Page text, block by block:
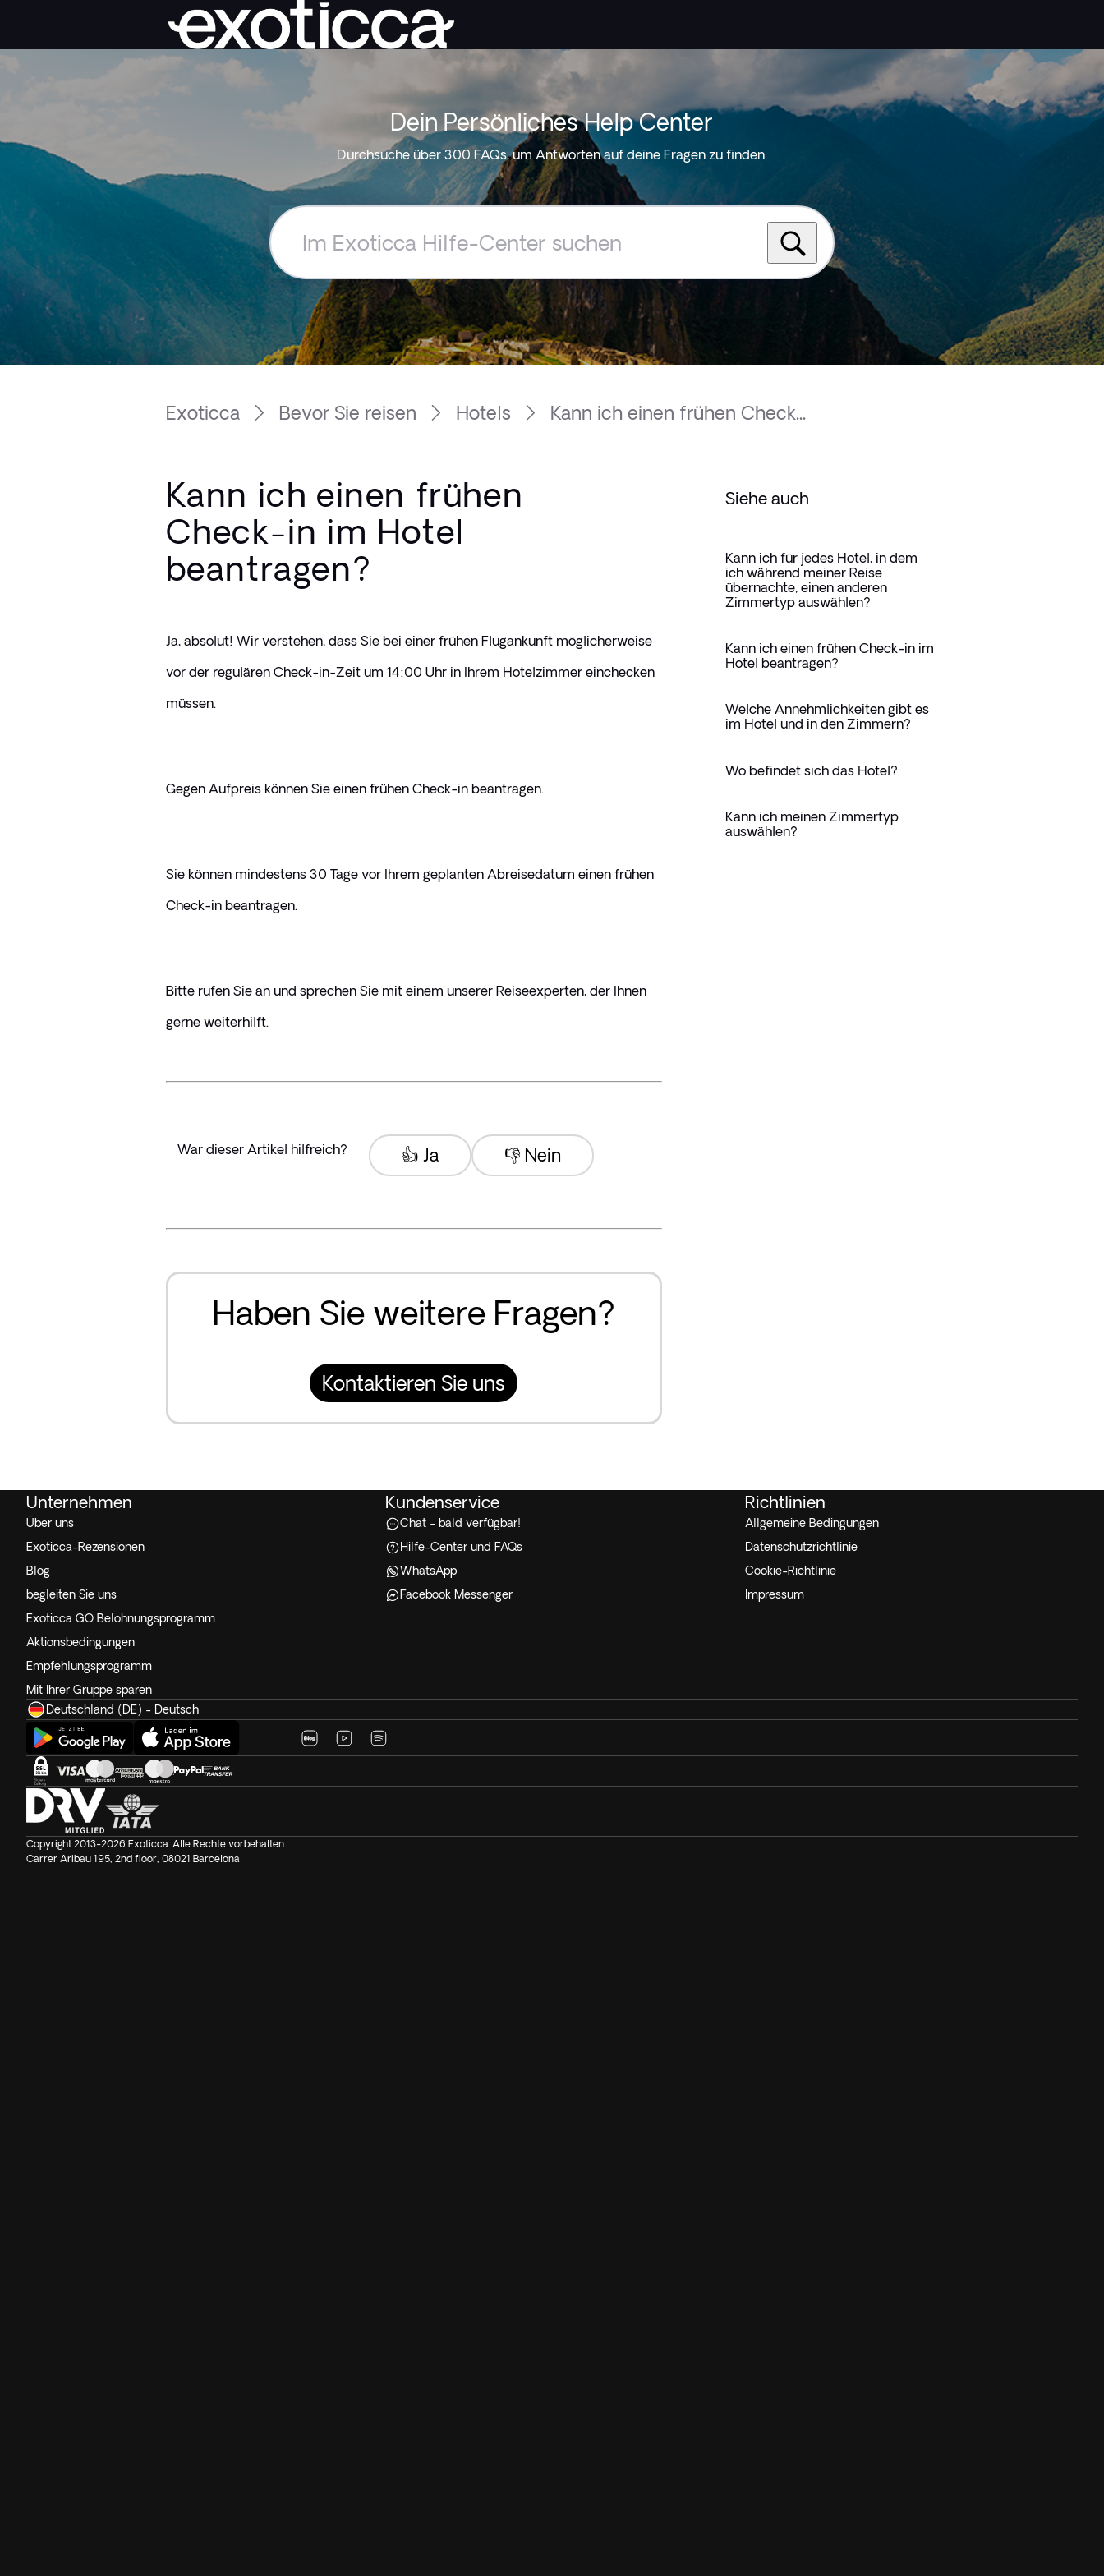
Dein Persönliches Help Center
Durchsuche über 300 FAQs, um Antworten auf deine Fragen zu finden.
Hilfe-
Center
suchen
Exoticca Bevor Sie reisen Hotels Kann ich einen frühen Check...
Kann ich einen frühen
Check-in im Hotel
beantragen?
Ja, absolut! Wir verstehen, dass Sie bei einer frühen Flugankunft möglicherweise
vor der regulären Check-in-Zeit um 14:00 Uhr in Ihrem Hotelzimmer einchecken
müssen.
Gegen Aufpreis können Sie einen frühen Check-in beantragen.
Sie können mindestens 30 Tage vor Ihrem geplanten Abreisedatum einen frühen
Check-in beantragen.
Bitte rufen Sie an und sprechen Sie mit einem unserer Reiseexperten, der Ihnen
gerne weiterhilft.
War dieser Artikel hilfreich? 👎 Nein
👍 Ja
Haben Sie weitere Fragen?
Kontaktieren Sie uns
Siehe auch
Kann ich für jedes Hotel, in dem
ich während meiner Reise
übernachte, einen anderen
Zimmertyp auswählen?
Kann ich einen frühen Check-in im
Hotel beantragen?
Welche Annehmlichkeiten gibt es
im Hotel und in den Zimmern?
Wo befindet sich das Hotel?
Kann ich meinen Zimmertyp
auswählen?